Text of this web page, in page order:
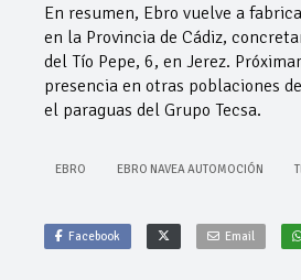
En resumen, Ebro vuelve a
en la Provincia de Cádiz,
del Tío Pepe, 6, en Jerez.
presencia en otras poblaciones
el paraguas del Grupo Tecsa.
EBRO EBRO NAVEA AUTOMOCIÓN
Facebook Email